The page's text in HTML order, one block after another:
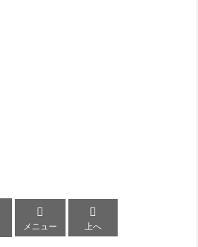

メニュー

上へ